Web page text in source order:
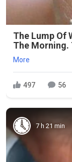
The Lump Of
The Morning.
More
497 56
7 h 21 min